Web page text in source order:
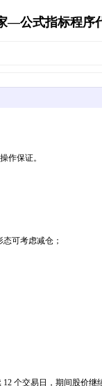
—公式指标程序
作保证。
可考虑减仓；
个交易日，期间股价继